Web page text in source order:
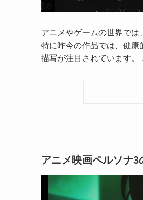
アニメやゲームの世界では
特に昨今の作品では、健
描写が注目されています。
アニメ映画ペルソナ